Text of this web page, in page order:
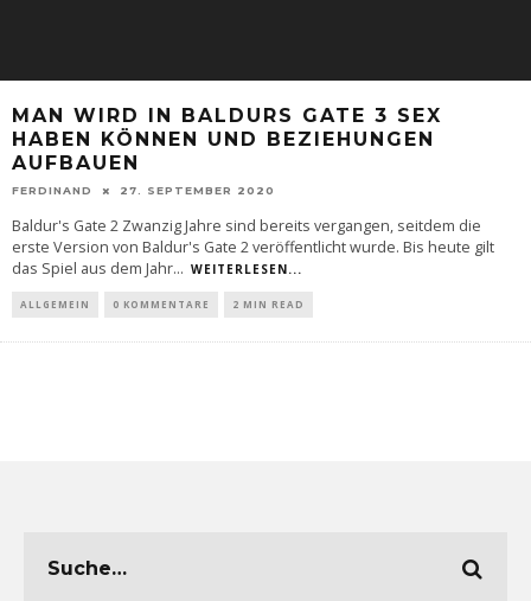
MAN WIRD IN BALDURS GATE 3 SEX
HABEN KÖNNEN UND BEZIEHUNGEN
AUFBAUEN
FERDINAND 27. SEPTEMBER 2020
Baldur's Gate 2 Zwanzig Jahre sind bereits vergangen, seitdem die
erste Version von Baldur's Gate 2 veröffentlicht wurde. Bis heute gilt
das Spiel aus dem Jahr... WEITERLESEN...
ALLGEMEIN 0 KOMMENTARE 2 MIN READ